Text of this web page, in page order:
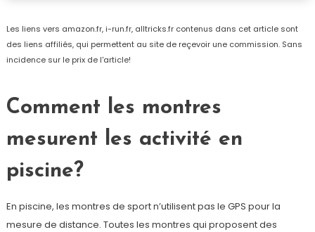
Les liens vers amazon.fr, i-run.fr, alltricks.fr contenus dans cet article sont
des liens affiliés, qui permettent au site de reçevoir une commission. Sans
incidence sur le prix de l'article!
Comment les montres
mesurent les activité en
piscine?
En piscine, les montres de sport n’utilisent pas le GPS pour la
mesure de distance. Toutes les montres qui proposent des